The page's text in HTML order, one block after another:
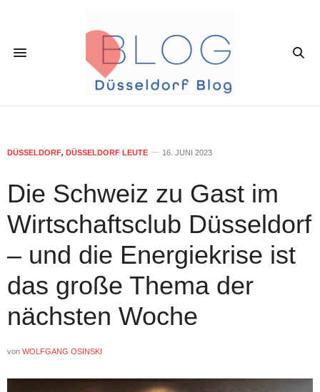
DÜSSELDORF, DÜSSELDORF LEUTE 16. JUNI 2023
Die Schweiz zu Gast im
Wirtschaftsclub Düsseldorf
– und die Energiekrise ist
das große Thema der
nächsten Woche
von WOLFGANG OSINSKI